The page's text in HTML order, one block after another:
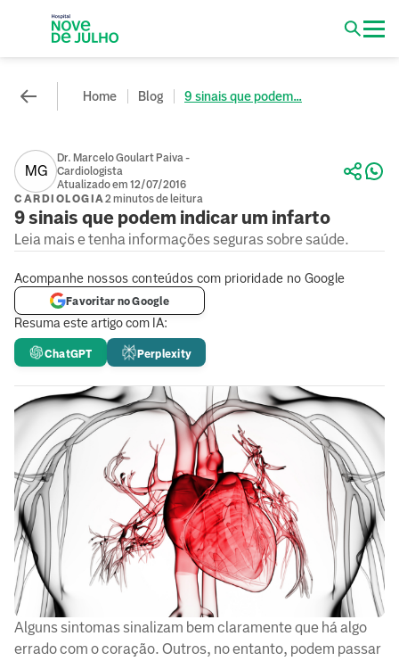
Home Blog 9 sinais que podem...
MG
Dr. Marcelo Goulart Paiva -
Cardiologista
Atualizado em 12/07/2016
CARDIOLOGIA2 minutos de leitura
9 sinais que podem indicar um infarto
Leia mais e tenha informações seguras sobre saúde.
Resuma este artigo com IA:
ChatGPT Perplexity
Acompanhe nossos conteúdos com prioridade no Google
Favoritar no Google
Alguns sintomas sinalizam bem claramente que há algo
errado com o coração. Outros, no entanto, podem passar